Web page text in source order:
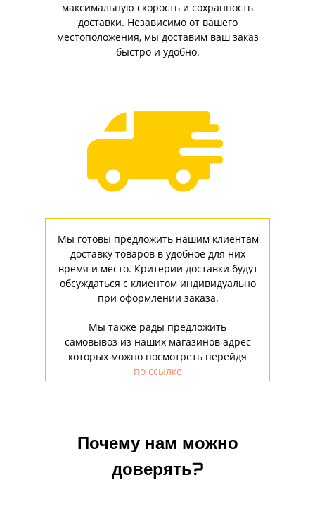
Мы готовы предложить нашим клиентам
доставку товаров в удобное для них
время и место. Критерии доставки будут
обсуждаться с клиентом индивидуально
при оформлении заказа.
Мы также рады предложить
самовывоз из наших магазинов адрес
которых можно посмотреть перейдя
по ссылке
максимальную скорость и сохранность
доставки. Независимо от вашего
местоположения, мы доставим ваш заказ
быстро и удобно.
Почему нам можно
доверять?